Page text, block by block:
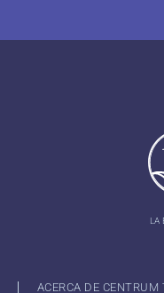
LA
ACERCA DE CENTRUM